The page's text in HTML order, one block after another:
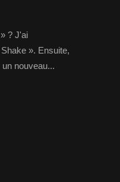
? J'ai
». Ensuite,
nouveau...